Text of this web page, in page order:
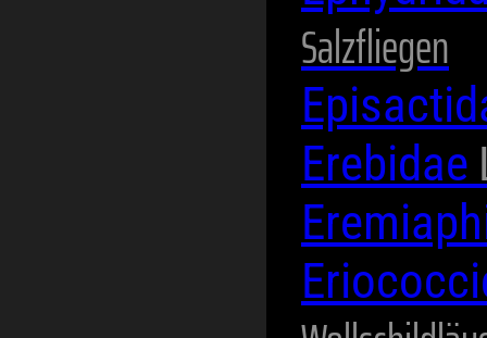
Salzfliegen
Erebidae